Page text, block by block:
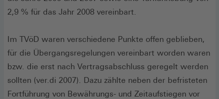
2,9 % für das Jahr 2008 vereinbart.
Im TVöD waren verschiedene Punkte offen geblieben,
für die Übergangsregelungen vereinbart worden waren
bzw. die erst nach Vertragsabschluss geregelt werden
sollten (ver.di 2007). Dazu zählte neben der befristeten
Fortführung von Bewährungs- und Zeitaufstiegen vor